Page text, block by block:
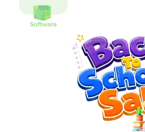
標籤